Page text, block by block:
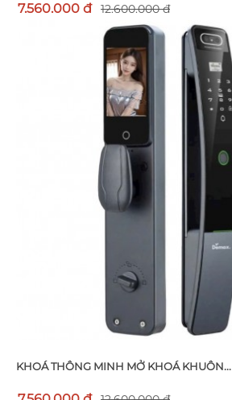
7.560.000 đ 12.600.000 đ
KHOÁ THÔNG MINH MỞ KHOÁ KHUÔN...